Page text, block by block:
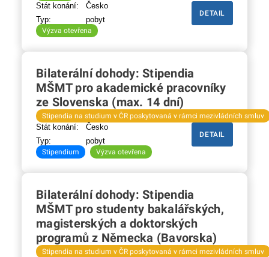
Stát konání:
Česko
Typ:
pobyt
Výzva otevřena
DETAIL
Bilaterální dohody: Stipendia
MŠMT pro akademické pracovníky
ze Slovenska (max. 14 dní)
Stipendia na studium v ČR poskytovaná v rámci mezivládních smluv
Stát konání:
Česko
Typ:
pobyt
Stipendium Výzva otevřena
DETAIL
Bilaterální dohody: Stipendia
MŠMT pro studenty bakalářských,
magisterských a doktorských
programů z Německa (Bavorska)
Stipendia na studium v ČR poskytovaná v rámci mezivládních smluv